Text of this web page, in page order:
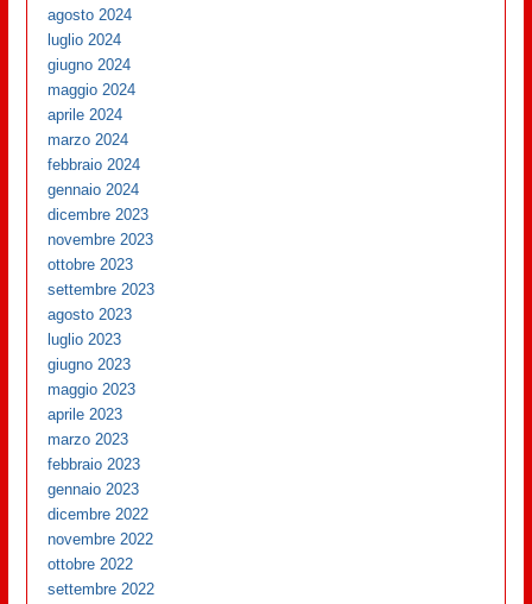
agosto 2024
luglio 2024
giugno 2024
maggio 2024
aprile 2024
marzo 2024
febbraio 2024
gennaio 2024
dicembre 2023
novembre 2023
ottobre 2023
settembre 2023
agosto 2023
luglio 2023
giugno 2023
maggio 2023
aprile 2023
marzo 2023
febbraio 2023
gennaio 2023
dicembre 2022
novembre 2022
ottobre 2022
settembre 2022